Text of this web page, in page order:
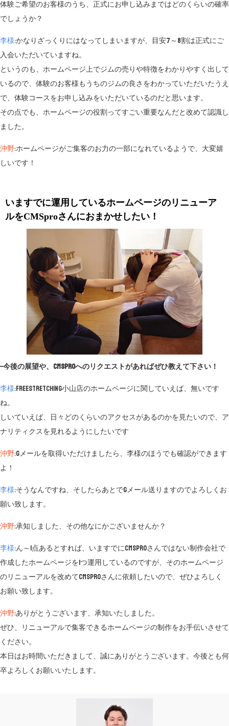
体験ご希望のお客様のうち、正式にお申し込みまではどのくらいの確率
でしょうか？
李様:かなりざっくりにはなってしまいますが、目安7～8割は正式にご
入会いただいていますね。
というのも、ホームページ上でジムの売りや特徴をわかりやすく出して
いるので、体験のお客様もうちのジムの良さをわかっていただいたうえ
で、体験コースをお申し込みをいただいているのだと思います。
その点でも、ホームページの役割ってすごい重要なんだと改めて認識し
ました。
沖野:ホームページがご集客のお力の一部になれているようで、大変嬉
しいです！
いますでに運用しているホームページのリニューア
ルをCMSproさんにおまかせしたい！
−今後の展望や、CMSproへのリクエストがあればぜひ教えて下さい！
李様:FreeStretching小山店のホームページに関していえば、無いです
ね。
しいていえば、日々どのくらいのアクセスがあるのかを見たいので、ア
ナリティクスを見れるようにしたいです
沖野:Gメールを取得いただけましたら、李様のほうでも確認ができます
よ！
李様:そうなんですね、そしたらあとでGメール送りますのでよろしくお
願い致します。
沖野:承知しました、その他なにかございませんか？
李様:ん～1点あるとすれば、いますでにCMSproさんではない制作会社で
作成したホームページを1つ運用しているのですが、そのホームページ
のリニューアルを改めてCMSproさんに依頼したいので、ぜひよろしく
お願い致します。
沖野:ありがとうございます、承知いたしました。
ぜひ、リニューアルで集客できるホームページの制作をお手伝いさせて
ください。
本日はお時間いただきまして、誠にありがとうございます。今後とも何
卒よろしくお願いいたします。